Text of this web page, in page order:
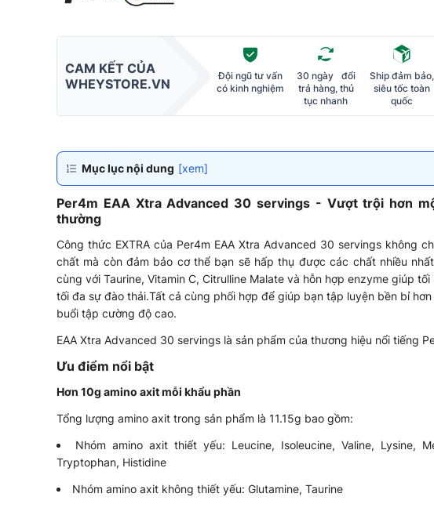
CAM KẾT CỦA
WHEYSTORE.VN
Đội ngũ tư vấn
có kinh nghiệm
30 ngày đổi
trả hàng, thủ
tục nhanh
Ship đảm bảo,
siêu tốc toàn
quốc
Mục lục nội dung [xem]
Per4m EAA Xtra Advanced 30 servings - Vượt trội hơn
thường
Công thức EXTRA của Per4m EAA Xtra Advanced 30 servings không
chất mà còn đảm bảo cơ thể bạn sẽ hấp thụ được các chất nhiều
cùng với Taurine, Vitamin C, Citrulline Malate và hỗn hợp enzyme giúp
tối đa sự đào thải.Tất cả cùng phối hợp để giúp bạn tập luyện bền bỉ
buổi tập cường độ cao.
EAA Xtra Advanced 30 servings là sản phẩm của thương hiệu nổi tiếng
Ưu điểm nổi bật
Hơn 10g amino axit mỗi khẩu phần
Tổng lượng amino axit trong sản phẩm là 11.15g bao gồm:
Nhóm amino axit thiết yếu: Leucine, Isoleucine, Valine, Lysine,
Tryptophan, Histidine
Nhóm amino axit không thiết yếu: Glutamine, Taurine